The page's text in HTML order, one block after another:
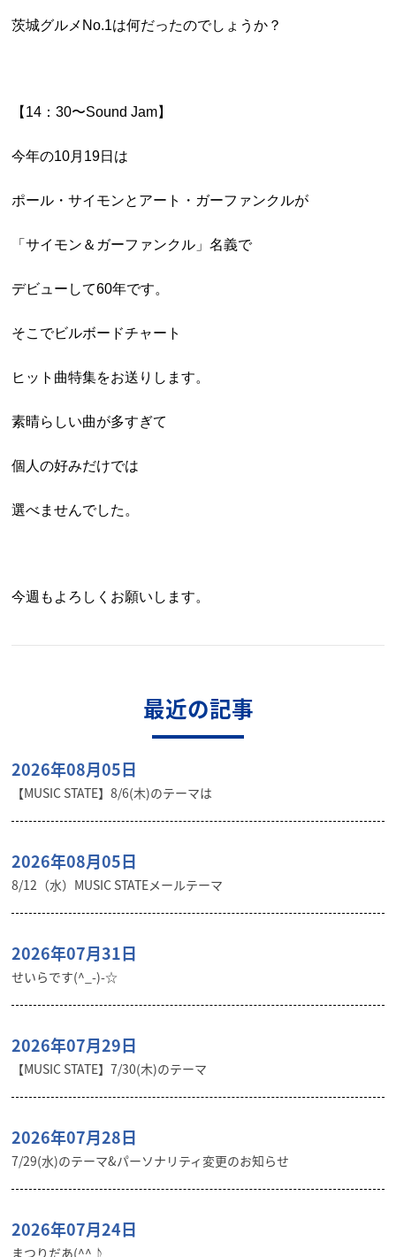
茨城グルメNo.1は何だったのでしょうか？
【14：30〜Sound Jam】
今年の10月19日は
ポール・サイモンとアート・ガーファンクルが
「サイモン＆ガーファンクル」名義で
デビューして60年です。
そこでビルボードチャート
ヒット曲特集をお送りします。
素晴らしい曲が多すぎて
個人の好みだけでは
選べませんでした。
今週もよろしくお願いします。
最近の記事
2026年08月05日
【MUSIC STATE】8/6(木)のテーマは
2026年08月05日
8/12（水）MUSIC STATEメールテーマ
2026年07月31日
せいらです(^_-)-☆
2026年07月29日
【MUSIC STATE】7/30(木)のテーマ
2026年07月28日
7/29(水)のテーマ&パーソナリティ変更のお知らせ
2026年07月24日
まつりだあ(^^♪